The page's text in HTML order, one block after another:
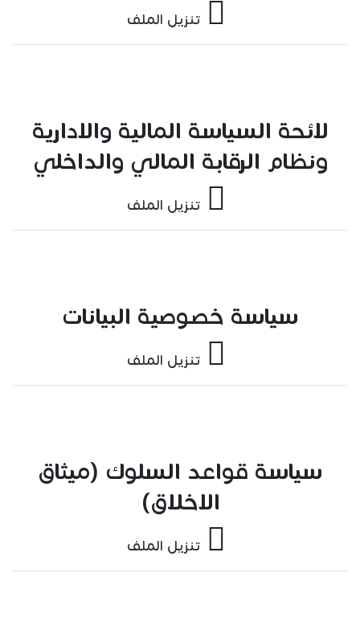
تنزيل الملف
لائحة السياسة المالية والادارية
ونظام الرقابة المالي والداخلي
تنزيل الملف
سياسة خصوصية البيانات
تنزيل الملف
سياسة قواعد السلوك (ميثاق
الاخلاق)
تنزيل الملف